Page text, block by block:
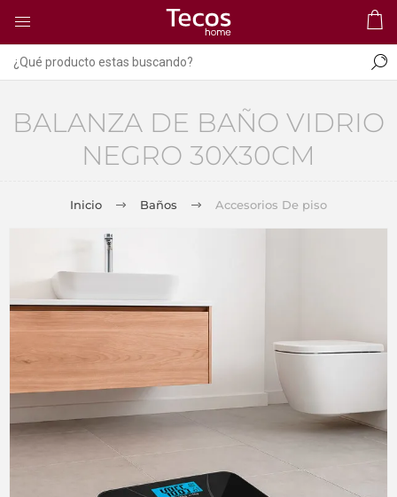
BALANZA DE BAÑO VIDRIO
NEGRO 30X30CM
Inicio Baños Accesorios De piso